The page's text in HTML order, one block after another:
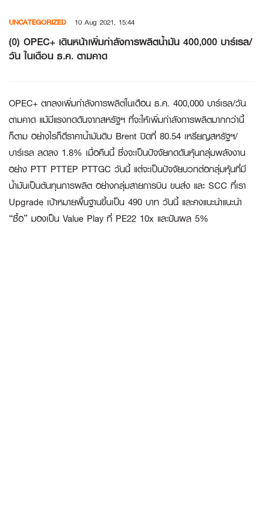
content
UNCATEGORIZED 10 Aug 2021, 15:44
(0) OPEC+ เดินหน้าเพิ่มกำลังการผลิตน้ำมัน 400,000 บาร์เรล/
วัน ในเดือน ธ.ค. ตามคาด
OPEC+ ตกลงเพิ่มกำลังการผลิตในเดือน ธ.ค. 400,000 บาร์เรล/วัน
ตามคาด แม้มีแรงกดดันจากสหรัฐฯ ที่จะให้เพิ่มกำลังการผลิตมากกว่านี้
ก็ตาม อย่างไรก็ดีราคาน้ำมันดิบ Brent ปิดที่ 80.54 เหรียญสหรัฐฯ/
บาร์เรล ลดลง 1.8% เมื่อคืนนี้ ซึ่งจะเป็นปัจจัยกดดันหุ้นกลุ่มพลังงาน
อย่าง PTT PTTEP PTTGC วันนี้ แต่จะเป็นปัจจัยบวกต่อกลุ่มหุ้นที่มี
น้ำมันเป็นต้นทุนการผลิต อย่างกลุ่มสายการบิน ขนส่ง และ SCC ที่เรา
Upgrade เป้าหมายพื้นฐานขึ้นเป็น 490 บาท วันนี้ และคงแนะนำแนะนำ
“ซื้อ” มองเป็น Value Play ที่ PE22 10x และปันผล 5%